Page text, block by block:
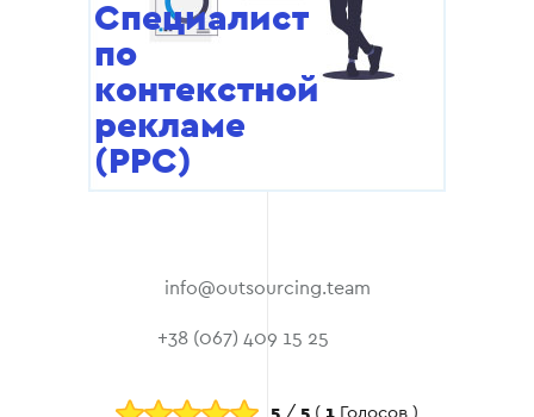
Специалист
по
контекстной
рекламе
(PPC)
info@outsourcing.team
+38 (067) 409 15 25
5 / 5 ( 1 Голосов )